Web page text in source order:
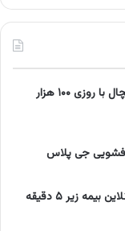
آگهی سرای ایرانی، خرید یخچال با روزی ۱۰۰ هزار
جی پلاس
زیر ۵ دقیقه